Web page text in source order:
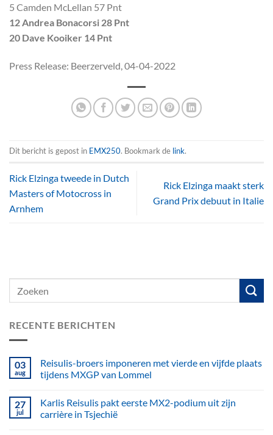
5 Camden McLellan 57 Pnt
12 Andrea Bonacorsi 28 Pnt
20 Dave Kooiker 14 Pnt
Press Release: Beerzerveld, 04-04-2022
Dit bericht is gepost in EMX250. Bookmark de link.
Rick Elzinga tweede in Dutch
Masters of Motocross in
Arnhem
Rick Elzinga maakt sterk
Grand Prix debuut in Italie
RECENTE BERICHTEN
03
aug
Reisulis-broers imponeren met vierde en vijfde plaats
tijdens MXGP van Lommel
27
jul
Karlis Reisulis pakt eerste MX2-podium uit zijn
carrière in Tsjechië